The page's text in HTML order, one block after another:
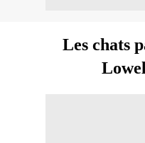
Les chats